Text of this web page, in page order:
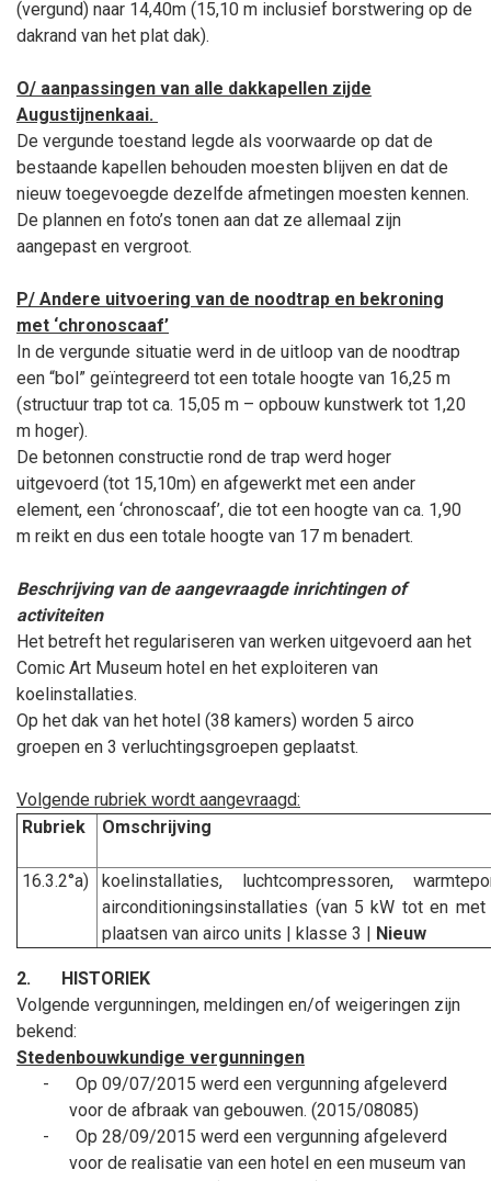
(vergund) naar 14,40m (15,10 m inclusief borstwering op de
dakrand van het plat dak).
O/ aanpassingen van alle dakkapellen zijde
Augustijnenkaai.
De vergunde toestand legde als voorwaarde op dat de
bestaande kapellen behouden moesten blijven en dat de
nieuw toegevoegde dezelfde afmetingen moesten kennen.
De plannen en foto’s tonen aan dat ze allemaal zijn
aangepast en vergroot.
P/ Andere uitvoering van de noodtrap en bekroning
met ‘chronoscaaf’
In de vergunde situatie werd in de uitloop van de noodtrap
een “bol” geïntegreerd tot een totale hoogte van 16,25 m
(structuur trap tot ca. 15,05 m – opbouw kunstwerk tot 1,20
m hoger).
De betonnen constructie rond de trap werd hoger
uitgevoerd (tot 15,10m) en afgewerkt met een ander
element, een ‘chronoscaaf’, die tot een hoogte van ca. 1,90
m reikt en dus een totale hoogte van 17 m benadert.
Beschrijving van de aangevraagde inrichtingen of
activiteiten
Het betreft het regulariseren van werken uitgevoerd aan het
Comic Art Museum hotel en het exploiteren van
koelinstallaties.
Op het dak van het hotel (38 kamers) worden 5 airco
groepen en 3 verluchtingsgroepen geplaatst.
Volgende rubriek wordt aangevraagd:
Rubriek
Omschrijving
16.3.2°a)
koelinstallaties, luchtcompressoren,
airconditioningsinstallaties (van 5 kW tot en
plaatsen van airco units | klasse 3 | Nieuw
2.
HISTORIEK
Volgende vergunningen, meldingen en/of weigeringen zijn
bekend:
Stedenbouwkundige vergunningen
-
Op 09/07/2015 werd een vergunning afgeleverd
voor de afbraak van gebouwen. (2015/08085)
-
Op 28/09/2015 werd een vergunning afgeleverd
voor de realisatie van een hotel en een museum van